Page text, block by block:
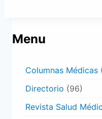
Menu
Columnas Médicas
Directorio
96
Revista Salud